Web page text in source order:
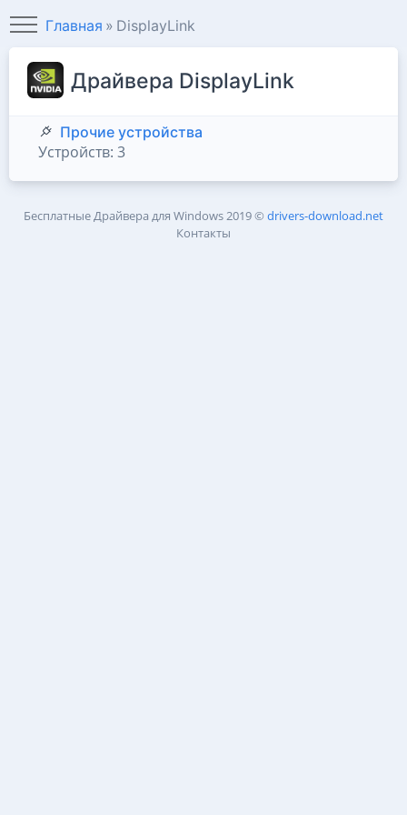
Главная DisplayLink
Драйвера DisplayLink
Прочие устройства
Устройств: 3
Бесплатные Драйвера для Windows2019 © drivers-download.net
Контакты